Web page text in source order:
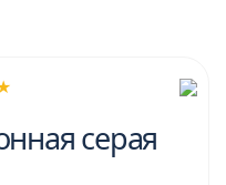
серая